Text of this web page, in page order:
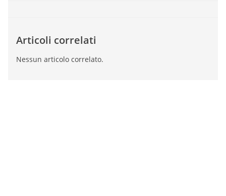
Articoli correlati
Nessun articolo correlato.